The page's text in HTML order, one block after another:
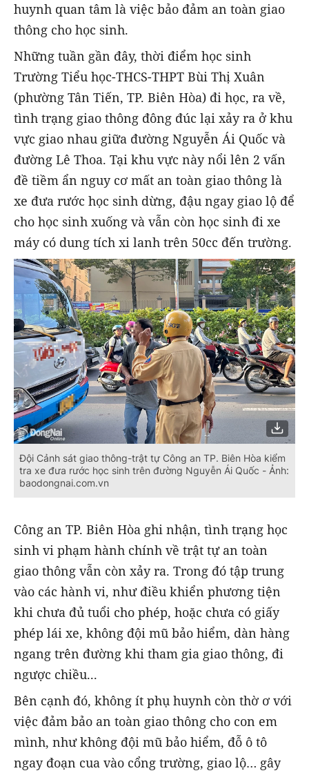
huynh quan tâm là việc bảo đảm an toàn giao
thông cho học sinh.
Những tuần gần đây, thời điểm học sinh
Trường Tiểu học-THCS-THPT Bùi Thị Xuân
(phường Tân Tiến, TP. Biên Hòa) đi học, ra về,
tình trạng giao thông đông đúc lại xảy ra ở khu
vực giao nhau giữa đường Nguyễn Ái Quốc và
đường Lê Thoa. Tại khu vực này nổi lên 2 vấn
đề tiềm ẩn nguy cơ mất an toàn giao thông là
xe đưa rước học sinh dừng, đậu ngay giao lộ để
cho học sinh xuống và vẫn còn học sinh đi xe
máy có dung tích xi lanh trên 50cc đến trường.
Đội Cảnh sát giao thông-trật tự Công an TP. Biên Hòa kiểm
tra xe đưa rước học sinh trên đường Nguyễn Ái Quốc - Ảnh:
baodongnai.com.vn
Công an TP. Biên Hòa ghi nhận, tình trạng học
sinh vi phạm hành chính về trật tự an toàn
giao thông vẫn còn xảy ra. Trong đó tập trung
vào các hành vi, như điều khiển phương tiện
khi chưa đủ tuổi cho phép, hoặc chưa có giấy
phép lái xe, không đội mũ bảo hiểm, dàn hàng
ngang trên đường khi tham gia giao thông, đi
ngược chiều...
Bên cạnh đó, không ít phụ huynh còn thờ ơ với
việc đảm bảo an toàn giao thông cho con em
mình, như không đội mũ bảo hiểm, đỗ ô tô
ngay đoạn cua vào cổng trường, giao lộ… gây